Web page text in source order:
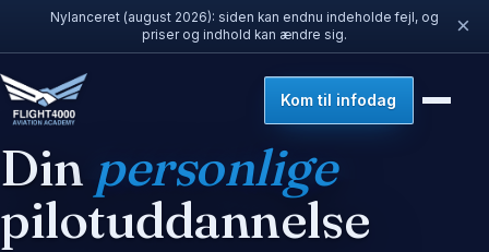
Nylanceret (august 2026): siden kan endnu indeholde fejl, og
priser og indhold kan ændre sig.
×
🇩🇰DA 🇬🇧EN
Kom til infodag
Din personlige
pilotuddannelse